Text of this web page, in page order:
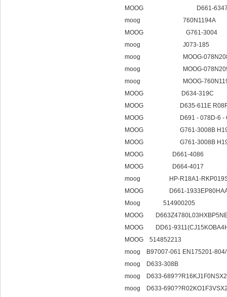
MOOG D661-6347C/
moog 760N1194A
MOOG G761-3004
moog J073-185
moog MOOG-
moog MOOG-
moog MOOG-
MOOG D634-319C
MOOG D635-611E
MOOG D691 - 078D-6 -
MOOG G761-3008B
MOOG G761-3008B
MOOG D661-4086
MOOG D664-4017
moog HP-R18A1-
MOOG D661-
Moog 514900205
MOOG
MOOG DD61-
MOOG 514852213
moog B97007-061 EN175201-804/
moog D633-308B
moog D633-689??R16KJ1F0NSX2
moog D633-